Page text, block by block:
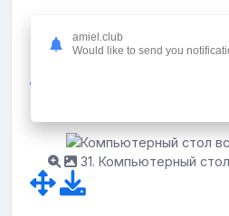
31. Компьютерный
amiel.club
Would like to send you